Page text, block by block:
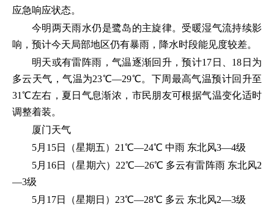
应急响应状态。
今明两天雨水仍是鹭岛的主旋律。受暖湿气流持续影
响，预计今天局部地区仍有暴雨，降水时段能见度较差。
明天或有雷阵雨，气温逐渐回升，预计17日、18日为
多云天气，气温为23℃—29℃。下周最高气温预计回升至
31℃左右，夏日气息渐浓，市民朋友可根据气温变化适时
调整着装。
厦门天气
5月15日（星期五）21℃—24℃ 中雨 东北风3—4级
5月16日（星期六）22℃—26℃ 多云有雷阵雨 东北风2
—3级
5月17日（星期日）23℃—28℃ 多云 东北风2—3级